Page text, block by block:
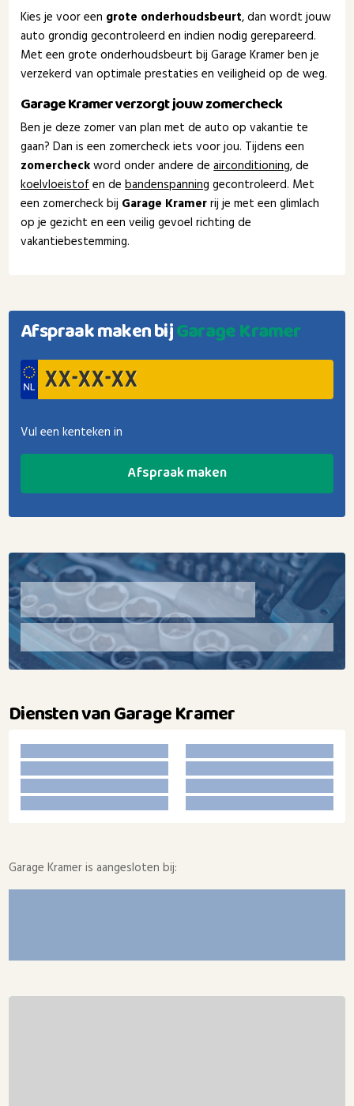
Kies je voor een grote onderhoudsbeurt, dan wordt jouw
auto grondig gecontroleerd en indien nodig gerepareerd.
Met een grote onderhoudsbeurt bij Garage Kramer ben je
verzekerd van optimale prestaties en veiligheid op de weg.
Garage Kramer verzorgt jouw zomercheck
Ben je deze zomer van plan met de auto op vakantie te
gaan? Dan is een zomercheck iets voor jou. Tijdens een
zomercheckword onder andere deairconditioning, de
koelvloeistofen debandenspanning gecontroleerd. Met
een zomercheck bij Garage Kramerrij je met een glimlach
op je gezicht en een veilig gevoel richting de
vakantiebestemming.
Afspraak maken bijGarage Kramer
Vul een kenteken in
Afspraak maken
Diensten van Garage Kramer
Garage Kramer is aangesloten bij: